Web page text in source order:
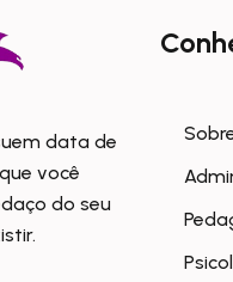
data de
você
do seu